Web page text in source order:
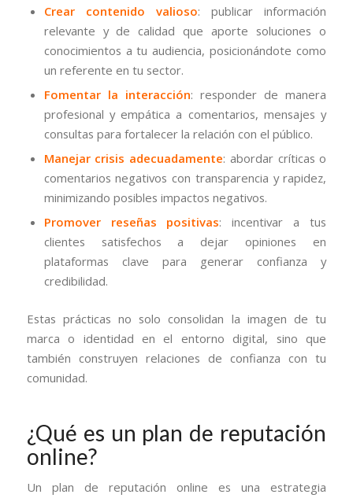
Crear contenido valioso: publicar información
relevante y de calidad que aporte soluciones o
conocimientos a tu audiencia, posicionándote como
un referente en tu sector.
Fomentar la interacción: responder de manera
profesional y empática a comentarios, mensajes y
consultas para fortalecer la relación con el público.
Manejar crisis adecuadamente: abordar críticas o
comentarios negativos con transparencia y rapidez,
minimizando posibles impactos negativos.
Promover reseñas positivas: incentivar a tus
clientes satisfechos a dejar opiniones en
plataformas clave para generar confianza y
credibilidad.
Estas prácticas no solo consolidan la imagen de tu
marca o identidad en el entorno digital, sino que
también construyen relaciones de confianza con tu
comunidad.
¿Qué es un plan de reputación
online?
Un plan de reputación online es una estrategia